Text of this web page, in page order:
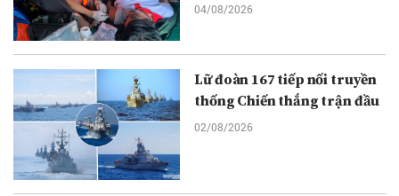
04/08/2026
Lữ đoàn 167 tiếp nối truyền
thống Chiến thắng trận đầu
02/08/2026